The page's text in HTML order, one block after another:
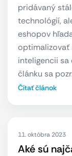
pridávaný
technológií,
eshopov
optimalizovať
inteligencii
článku sa
Čítať článok
11. októbra 2023
Aké sú